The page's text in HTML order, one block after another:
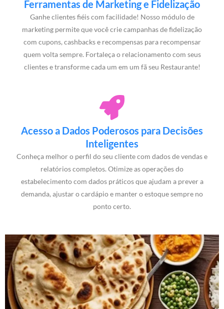
Ferramentas de Marketing e Fidelização
Ganhe clientes fiéis com facilidade! Nosso módulo de
marketing permite que você crie campanhas de fidelização
com cupons, cashbacks e recompensas para recompensar
quem volta sempre. Fortaleça o relacionamento com seus
clientes e transforme cada um em um fã seu Restaurante!
Acesso a Dados Poderosos para Decisões
Inteligentes
Conheça melhor o perfil do seu cliente com dados de vendas e
relatórios completos. Otimize as operações do
estabelecimento com dados práticos que ajudam a prever a
demanda, ajustar o cardápio e manter o estoque sempre no
ponto certo.